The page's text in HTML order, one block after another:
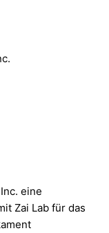
eine
Zai Lab für das